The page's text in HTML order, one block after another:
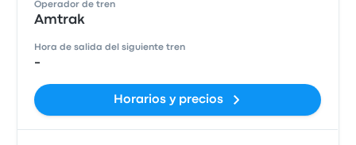
Operador de tren
Amtrak
Hora de salida del siguiente tren
-
Horarios y precios